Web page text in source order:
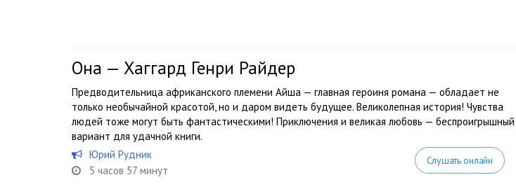
Она — Хаггард Генри Райдер
Предводительница африканского племени Айша — главная героиня романа — обладает не
только необычайной красотой, но и даром видеть будущее. Великолепная история! Чувства
людей тоже могут быть фантастическими! Приключения и великая любовь — беспроигрышный
вариант для удачной книги.
Юрий Рудник
5 часов 57 минут
Слушать онлайн